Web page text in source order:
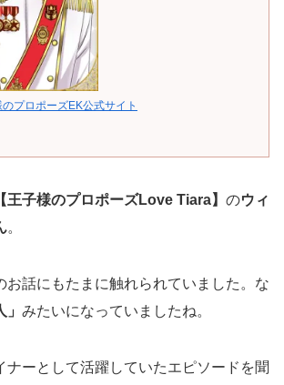
プロポーズEK公式サイト
【王子様のプロポーズLove Tiara】 のウィ
。
お話にもたまに触れられていました。な
みたいになっていましたね。
ナーとして活躍していたエピソードを聞